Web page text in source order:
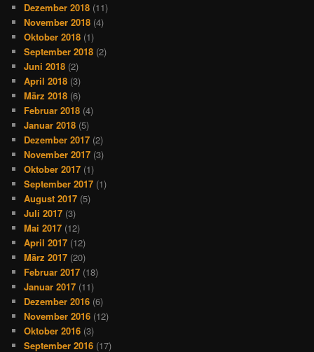
Dezember 2018 (11)
November 2018 (4)
Oktober 2018 (1)
September 2018 (2)
Juni 2018 (2)
April 2018 (3)
März 2018 (6)
Februar 2018 (4)
Januar 2018 (5)
Dezember 2017 (2)
November 2017 (3)
Oktober 2017 (1)
September 2017 (1)
August 2017 (5)
Juli 2017 (3)
Mai 2017 (12)
April 2017 (12)
März 2017 (20)
Februar 2017 (18)
Januar 2017 (11)
Dezember 2016 (6)
November 2016 (12)
Oktober 2016 (3)
September 2016 (17)